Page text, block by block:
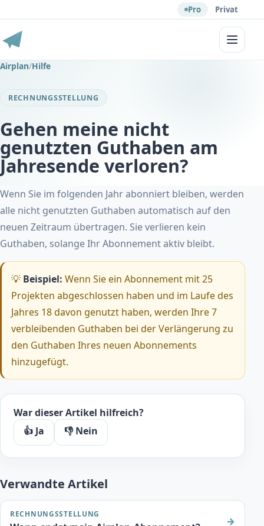
Pro Privat
Menü
Airplan/Hilfe
RECHNUNGSSTELLUNG
Gehen meine nicht
genutzten Guthaben am
Jahresende verloren?
Wenn Sie im folgenden Jahr abonniert bleiben, werden
alle nicht genutzten Guthaben automatisch auf den
neuen Zeitraum übertragen. Sie verlieren kein
Guthaben, solange Ihr Abonnement aktiv bleibt.
💡 Beispiel: Wenn Sie ein Abonnement mit 25
Projekten abgeschlossen haben und im Laufe des
Jahres 18 davon genutzt haben, werden Ihre 7
verbleibenden Guthaben bei der Verlängerung zu
den Guthaben Ihres neuen Abonnements
hinzugefügt.
War dieser Artikel hilfreich?
👍 Ja
👎 Nein
Verwandte Artikel
RECHNUNGSSTELLUNG
→